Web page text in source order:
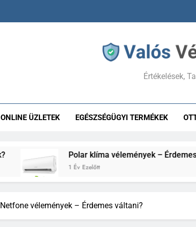
Értékelések,
ONLINE ÜZLETEK EGÉSZSÉGÜGYI TERMÉKEK
Polar klíma vélemények – Érdemes ilyet
1 Év Ezelőtt
Netfone vélemények – Érdemes váltani?